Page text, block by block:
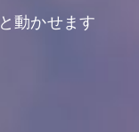
動かせます